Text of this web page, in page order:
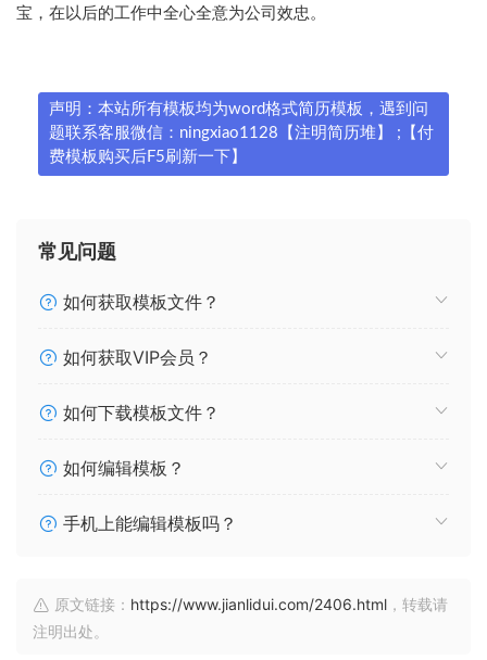
宝，在以后的工作中全心全意为公司效忠。
声明：本站所有模板均为word格式简历模板，遇到问
题联系客服微信：ningxiao1128【注明简历堆】 ;【付
费模板购买后F5刷新一下】
常见问题
如何获取模板文件？
如何获取VIP会员？
如何下载模板文件？
如何编辑模板？
手机上能编辑模板吗？
原文链接： https://www.jianlidui.com/2406.html ，转载请
注明出处。